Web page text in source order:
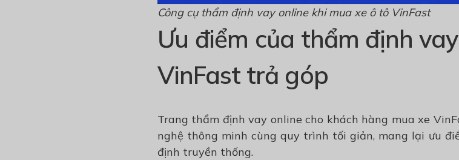
Công cụ thẩm định vay online khi mua xe ô tô VinFast
Ưu điểm của thẩm định
VinFast trả góp
Trang thẩm định vay online cho khách hàng mua xe
nghệ thông minh cùng quy trình tối giản, mang lại ưu
định truyền thống.